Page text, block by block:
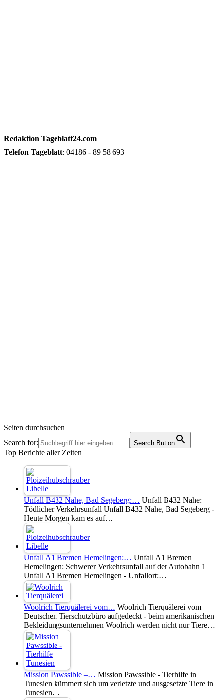
Redaktion Tageblatt24.com
Telefon Tageblatt: 04186 - 89 58 693
Seiten durchsuchen
Search for:
Search Button
Top Berichte aller Zeiten
Unfall B432 Nahe, Bad Segeberg:… Unfall B432 Nahe:
Tödlicher Verkehrsunfall Unfall B432 Nahe, Bad Segeberg -
Heute Morgen kam es auf…
Unfall A1 Bremen Hemelingen:… Unfall A1 Bremen
Hemelingen: Schwerer Verkehrsunfall auf der Autobahn 1
Unfall A1 Bremen Hemelingen - Unfallort:…
Woolrich Tierquälerei vom… Woolrich Tierquälerei vom
Deutschen Tierschutzbüro aufgedeckt - beim amerikanischen
Bekleidungsunternehmen Woolrich werden nicht nur Tiere…
Mission Pawssible –… Mission Pawssible - Tierhilfe in
Tunesien kümmert sich um verletzte und ausgesetzte Tiere in
Tunesien…